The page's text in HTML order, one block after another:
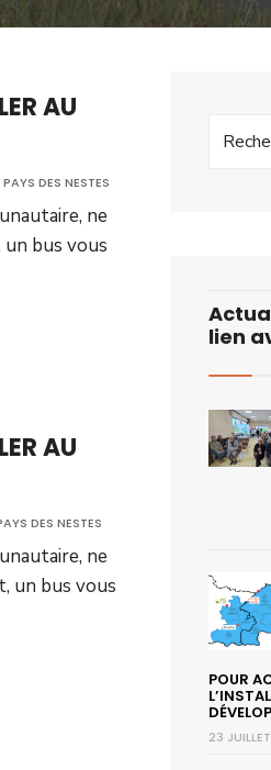
AU
PAYS DES NESTES
ne
un bus vous
AU
DES NESTES
ne
un bus vous
lien
POUR
23